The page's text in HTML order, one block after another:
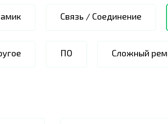
Связь / Соединение
ПО Сложный